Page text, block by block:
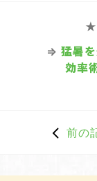
★
⇒ 猛暑
効率
前の